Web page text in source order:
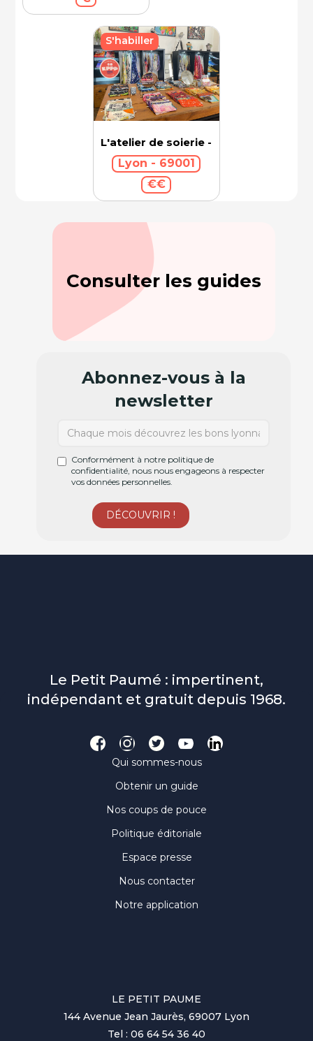
L'atelier de soierie - Brochier Soieries
Lyon - 69001
€€
S'habiller
Consulter les guides
Abonnez-vous à la
newsletter
Conformément à notre politique de
confidentialité, nous nous engageons à respecter
vos données personnelles.
Le Petit Paumé : impertinent,
indépendant et gratuit depuis 1968.
Qui sommes-nous
Obtenir un guide
Nos coups de pouce
Politique éditoriale
Espace presse
Nous contacter
Notre application
LE PETIT PAUME
144 Avenue Jean Jaurès, 69007 Lyon
Tel : 06 64 54 36 40